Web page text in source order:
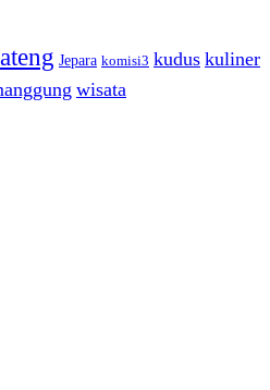
Jepara komisi3 kudus kuliner
wisata